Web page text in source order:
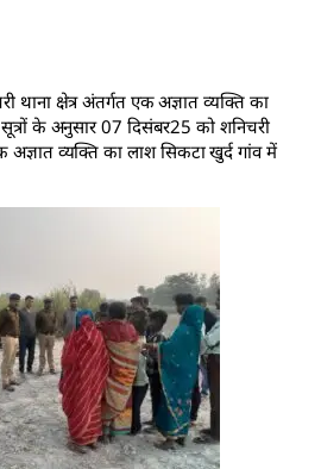
थाना क्षेत्र अंतर्गत एक अज्ञात व्यक्ति का
के अनुसार 07 दिसंबर25 को शनिचरी
व्यक्ति का लाश सिकटा खुर्द गांव में